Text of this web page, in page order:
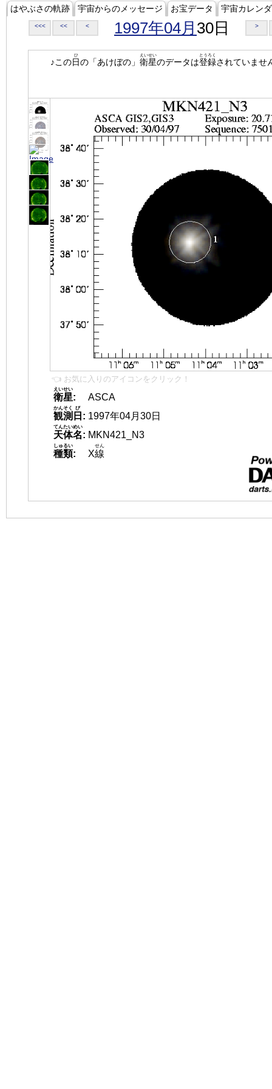
はやぶさの軌跡 宇宙からのメッセージ お宝データ 宇宙カレン
<<< << < 1997年04月 30日 >
♪この日
ひ
の「あけぼの」 衛星
えいせい
のデータは登録
とうろく
されていませ
👈 お気に入りのアイコンをクリック！
衛星
えいせい
:
ASCA
観測
かんそく
日
び
: 1997年04月30日
天体名
てんたいめい
: MKN421_N3
種類
しゅるい
: X線
せん